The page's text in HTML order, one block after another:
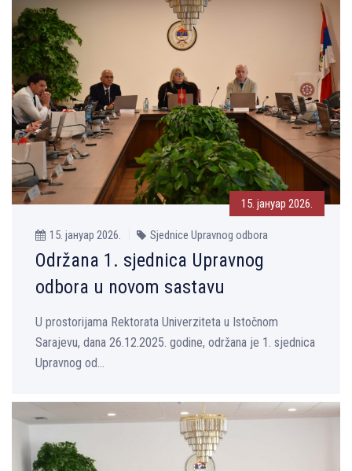
15. јануар 2026.
15. јануар 2026. Sjednice Upravnog odbora
Održana 1. sjednica Upravnog
odbora u novom sastavu
U prostorijama Rektorata Univerziteta u Istočnom
Sarajevu, dana 26.12.2025. godine, održana je 1. sjednica
Upravnog od...